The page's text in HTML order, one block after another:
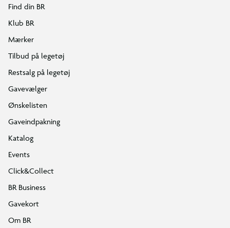
Find din BR
Klub BR
Mærker
Tilbud på legetøj
Restsalg på legetøj
Gavevælger
Ønskelisten
Gaveindpakning
Katalog
Events
Click&Collect
BR Business
Gavekort
Om BR